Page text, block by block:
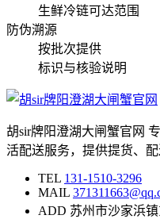
生鲜冷链可达范围
防伪溯源
按批次提供
标识与核验说明
胡sir牌阳澄湖大闸蟹官网
活配送服务，提供提货、
TEL 131-1510-3296
MAIL
ADD 苏州市沙家浜